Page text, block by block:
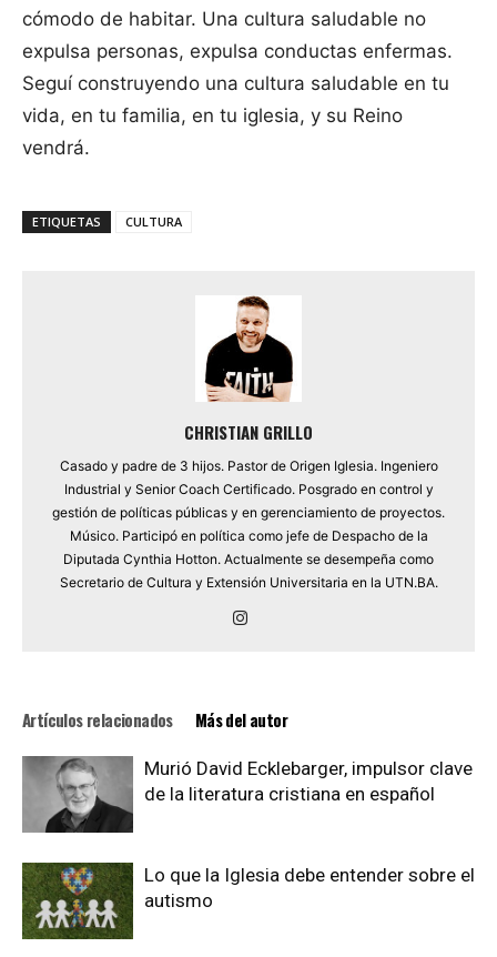
cómodo de habitar. Una cultura saludable no
expulsa personas, expulsa conductas enfermas.
Seguí construyendo una cultura saludable en tu
vida, en tu familia, en tu iglesia, y su Reino
vendrá.
ETIQUETAS CULTURA
CHRISTIAN GRILLO
Casado y padre de 3 hijos. Pastor de Origen Iglesia. Ingeniero
Industrial y Senior Coach Certificado. Posgrado en control y
gestión de políticas públicas y en gerenciamiento de proyectos.
Músico. Participó en política como jefe de Despacho de la
Diputada Cynthia Hotton. Actualmente se desempeña como
Secretario de Cultura y Extensión Universitaria en la UTN.BA.
Artículos relacionados Más del autor
Murió David Ecklebarger, impulsor clave
de la literatura cristiana en español
Lo que la Iglesia debe entender sobre el
autismo